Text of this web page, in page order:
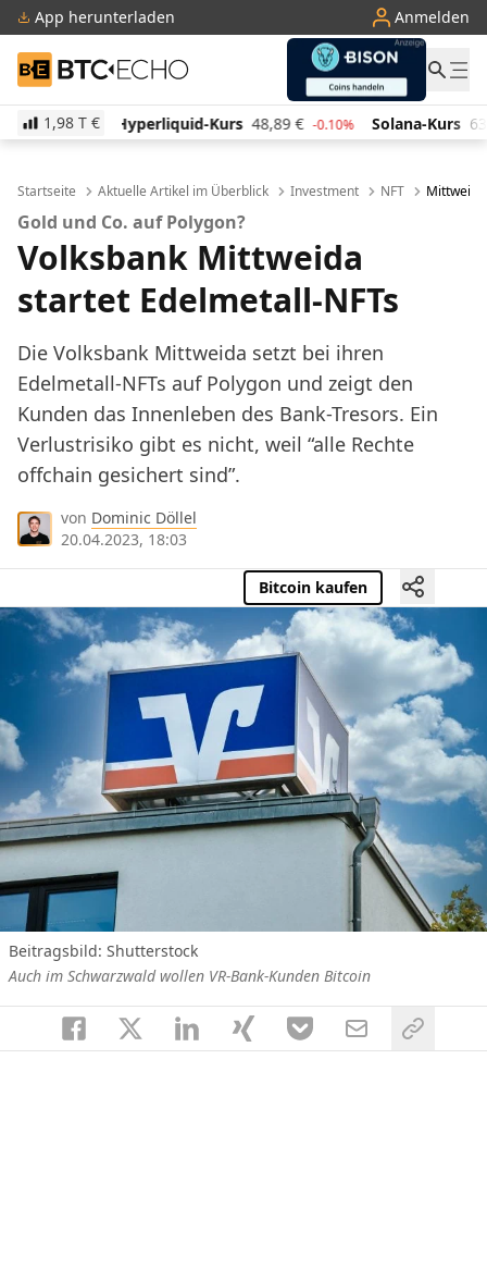
App herunterladen Anmelden
BTC-ECHO
1,98 T €
Kurs 48,89 € -0.10% Solana-Kurs 63,71 € -0.90% TRON-
Startseite Aktuelle Artikel im Überblick Investment NFT
Gold und Co. auf Polygon?
Volksbank Mittweida
startet Edelmetall-NFTs
Die Volksbank Mittweida setzt bei ihren
Edelmetall-NFTs auf Polygon und zeigt den
Kunden das Innenleben des Bank-Tresors. Ein
Verlustrisiko gibt es nicht, weil “alle Rechte
offchain gesichert sind”.
von Dominic Döllel
20.04.2023, 18:03
Bitcoin kaufen
Beitragsbild: Shutterstock
Auch im Schwarzwald wollen VR-Bank-Kunden Bitcoin